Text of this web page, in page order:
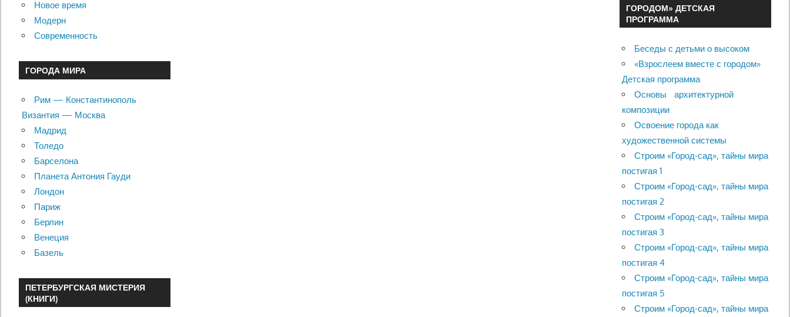
Новое время
Модерн
Современность
ГОРОДА МИРА
Рим — Константинополь
Византия — Москва
Мадрид
Толедо
Барселона
Планета Антония Гауди
Лондон
Париж
Берлин
Венеция
Базель
ПЕТЕРБУРГСКАЯ МИСТЕРИЯ
(КНИГИ)
ГОРОДОМ» ДЕТСКАЯ
ПРОГРАММА
Беседы с детьми о высоком
«Взрослеем вместе с городом»
Детская программа
Основы архитектурной
композиции
Освоение города как
художественной системы
Строим «Город-сад», тайны мира
постигая 1
Строим «Город-сад», тайны мира
постигая 2
Строим «Город-сад», тайны мира
постигая 3
Строим «Город-сад», тайны мира
постигая 4
Строим «Город-сад», тайны мира
постигая 5
Строим «Город-сад», тайны мира